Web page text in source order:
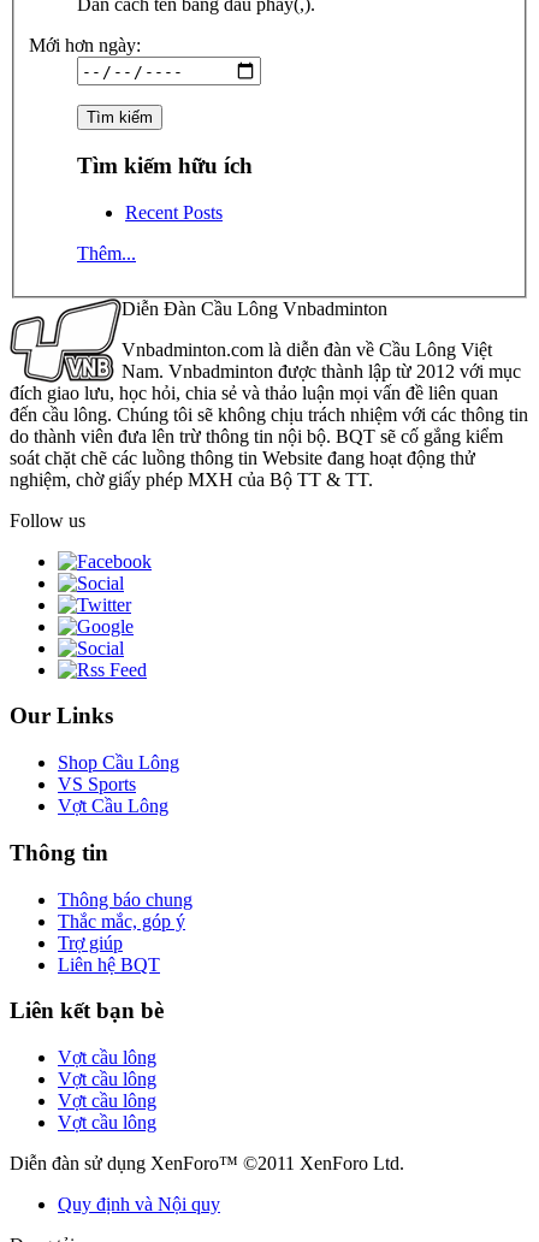
Dãn cách tên bằng dấu phẩy(,).
Mới hơn ngày:
Tìm kiếm hữu ích
Recent Posts
Thêm...
Diễn Đàn Cầu Lông Vnbadminton
Vnbadminton.com là diễn đàn về Cầu Lông Việt
Nam. Vnbadminton được thành lập từ 2012 với mục
đích giao lưu, học hỏi, chia sẻ và thảo luận mọi vấn đề liên quan
đến cầu lông. Chúng tôi sẽ không chịu trách nhiệm với các thông tin
do thành viên đưa lên trừ thông tin nội bộ. BQT sẽ cố gắng kiểm
soát chặt chẽ các luồng thông tin Website đang hoạt động thử
nghiệm, chờ giấy phép MXH của Bộ TT & TT.
Follow us
Our Links
Shop Cầu Lông
VS Sports
Vợt Cầu Lông
Thông tin
Thông báo chung
Thắc mắc, góp ý
Trợ giúp
Liên hệ BQT
Liên kết bạn bè
Vợt cầu lông
Vợt cầu lông
Vợt cầu lông
Vợt cầu lông
Diễn đàn sử dụng XenForo™ ©2011 XenForo Ltd.
Quy định và Nội quy